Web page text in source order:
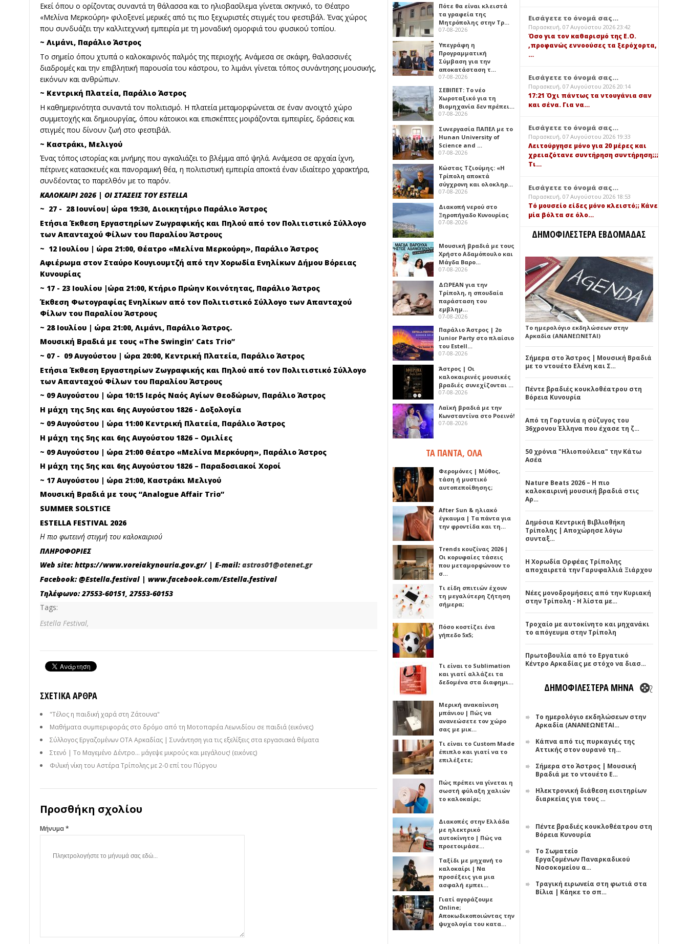
Εκεί όπου ο ορίζοντας συναντά τη θάλασσα και το ηλιοβασίλεμα γίνεται σκηνικό, το Θέατρο
«Μελίνα Μερκούρη» φιλοξενεί μερικές από τις πιο ξεχωριστές στιγμές του φεστιβάλ. Ένας χώρος
που συνδυάζει την καλλιτεχνική εμπειρία με τη μοναδική ομορφιά του φυσικού τοπίου.
~ Λιμάνι, Παράλιο Άστρος
Το σημείο όπου χτυπά ο καλοκαιρινός παλμός της περιοχής. Ανάμεσα σε σκάφη, θαλασσινές
διαδρομές και την επιβλητική παρουσία του κάστρου, το λιμάνι γίνεται τόπος συνάντησης μουσικής,
εικόνων και ανθρώπων.
~ Κεντρική Πλατεία, Παράλιο Άστρος
Η καθημερινότητα συναντά τον πολιτισμό. Η πλατεία μεταμορφώνεται σε έναν ανοιχτό χώρο
συμμετοχής και δημιουργίας, όπου κάτοικοι και επισκέπτες μοιράζονται εμπειρίες, δράσεις και
στιγμές που δίνουν ζωή στο φεστιβάλ.
~ Καστράκι, Μελιγού
Ένας τόπος ιστορίας και μνήμης που αγκαλιάζει το βλέμμα από ψηλά. Ανάμεσα σε αρχαία ίχνη,
πέτρινες κατασκευές και πανοραμική θέα, η πολιτιστική εμπειρία αποκτά έναν ιδιαίτερο χαρακτήρα,
συνδέοντας το παρελθόν με το παρόν.
ΚΑΛΟΚΑΙΡΙ 2026 | ΟΙ ΣΤΑΣΕΙΣ ΤΟΥ ESTELLA
~ 27 - 28 Ιουνίου| ώρα 19:30, Διοικητήριο Παράλιο Άστρος
Ετήσια Έκθεση Εργαστηρίων Ζωγραφικής και Πηλού από τον Πολιτιστικό Σύλλογο
των Απανταχού Φίλων του Παραλίου Άστρους
~ 12 Ιουλίου | ώρα 21:00, Θέατρο «Μελίνα Μερκούρη», Παράλιο Άστρος
Αφιέρωμα στον Σταύρο Κουγιουμτζή από την Χορωδία Ενηλίκων Δήμου Βόρειας
Κυνουρίας
~ 17 - 23 Ιουλίου |ώρα 21:00, Κτήριο Πρώην Κοινότητας, Παράλιο Άστρος
Έκθεση Φωτογραφίας Ενηλίκων από τον Πολιτιστικό Σύλλογο των Απανταχού
Φίλων του Παραλίου Άστρους
~ 28 Ιουλίου | ώρα 21:00, Λιμάνι, Παράλιο Άστρος.
Μουσική Βραδιά με τους «The Swingin’ Cats Trio”
~ 07 - 09 Αυγούστου | ώρα 20:00, Κεντρική Πλατεία, Παράλιο Άστρος
Ετήσια Έκθεση Εργαστηρίων Ζωγραφικής και Πηλού από τον Πολιτιστικό Σύλλογο
των Απανταχού Φίλων του Παραλίου Άστρους
~ 09 Αυγούστου | ώρα 10:15 Ιερός Ναός Αγίων Θεοδώρων, Παράλιο Άστρος
Η μάχη της 5ης και 6ης Αυγούστου 1826 - Δοξολογία
~ 09 Αυγούστου | ώρα 11:00 Κεντρική Πλατεία, Παράλιο Άστρος
Η μάχη της 5ης και 6ης Αυγούστου 1826 – Ομιλίες
~ 09 Αυγούστου | ώρα 21:00 Θέατρο «Μελίνα Μερκόυρη», Παράλιο Άστρος
Η μάχη της 5ης και 6ης Αυγούστου 1826 – Παραδοσιακοί Χοροί
~ 17 Αυγούστου | ώρα 21:00, Καστράκι Μελιγού
Μουσική Βραδιά με τους “Analogue Affair Trio”
SUMMER SOLSTICE
ESTELLA FESTIVAL 2026
Η πιο φωτεινή στιγμή του καλοκαιριού
ΠΛΗΡΟΦΟΡΙΕΣ
Web site:https://www.voreiakynouria.gov.gr/| E-mail:astros01@otenet.gr
Facebook: @Estella.festival | www.facebook.com/Estella.festival
Τηλέφωνο: 27553-60151, 27553-60153
Tags:
Estella Festival,
ΣΧΕΤΙΚΆ ΆΡΘΡΑ
"Τέλος η παιδική χαρά στη Ζάτουνα"
Μαθήματα συμπεριφοράς στο δρόμο από τη Μοτοπαρέα Λεωνιδίου σε παιδιά (εικόνες)
Σύλλογος Εργαζομένων ΟΤΑ Αρκαδίας | Συνάντηση για τις εξελίξεις στα εργασιακά θέματα
Στενό | Το Μαγεμένο Δέντρο… μάγεψε μικρούς και μεγάλους! (εικόνες)
Φιλική νίκη του Αστέρα Τρίπολης με 2-0 επί του Πύργου
Προσθήκη σχολίου
Μήνυμα *
Πότε θα είναι κλειστά
τα γραφεία της
Μητρόπολης στην Τρ…
07-08-2026
Υπεγράφη η
Προγραμματική
Σύμβαση για την
αποκατάσταση τ…
07-08-2026
ΣΕΒΙΠΕΤ: Το νέο
Χωροταξικό για τη
Βιομηχανία δεν πρέπει…
07-08-2026
Συνεργασία ΠΑΠΕΛ με το
Hunan University of
Science and …
07-08-2026
Κώστας Τζιούμης: «Η
Τρίπολη αποκτά
σύγχρονη και ολοκληρ…
07-08-2026
Διακοπή νερού στο
Ξηροπήγαδο Κυνουρίας
07-08-2026
Μουσική βραδιά με τους
Χρήστο Αδαμόπουλο και
Μάγδα Βαρο…
07-08-2026
ΔΩΡΕΑΝ για την
Τρίπολη, η σπουδαία
παράσταση του
εμβλημ…
07-08-2026
Παράλιο Άστρος | 2ο
Junior Party στο πλαίσιο
του Estell…
07-08-2026
Άστρος | Οι
καλοκαιρινές μουσικές
βραδιές συνεχίζονται …
07-08-2026
Λαϊκή βραδιά με την
Κωνσταντίνα στο Ροεινό!
07-08-2026
ΤΑ ΠΑΝΤΑ, ΟΛΑ
Φερομόνες | Μύθος,
τάση ή μυστικό
αυτοπεποίθησης;
After Sun & ηλιακό
έγκαυμα | Τα πάντα για
την φροντίδα και τη…
Trends κουζίνας 2026 |
Οι κορυφαίες τάσεις
που μεταμορφώνουν το
σ…
Τι είδη σπιτιών έχουν
τη μεγαλύτερη ζήτηση
σήμερα;
Πόσο κοστίζει ένα
γήπεδο 5x5;
Τι είναι το Sublimation
και γιατί αλλάζει τα
δεδομένα στα διαφημι…
Μερική ανακαίνιση
μπάνιου | Πώς να
ανανεώσετε τον χώρο
σας με μικ…
Τι είναι το Custom Made
έπιπλο και γιατί να το
επιλέξετε;
Πώς πρέπει να γίνεται η
σωστή φύλαξη χαλιών
το καλοκαίρι;
Διακοπές στην Ελλάδα
με ηλεκτρικό
αυτοκίνητο | Πώς να
προετοιμάσε…
Ταξίδι με μηχανή το
καλοκαίρι | Να
προσέξεις για μια
ασφαλή εμπει…
Γιατί αγοράζουμε
Online;
Αποκωδικοποιώντας την
ψυχολογία του κατα…
Εισάγετε το όνομά σας...
Παρασκευή, 07 Αυγούστου 2026 23:42
Όσο για τον καθαρισμό της Ε.Ο.
,προφανώς εννοούσες τα ξερόχορτα,
…
Εισάγετε το όνομά σας...
Παρασκευή, 07 Αυγούστου 2026 20:14
17:21 Όχι πάντως τα ντουγάνια σαν
και σένα. Για να…
Εισάγετε το όνομά σας...
Παρασκευή, 07 Αυγούστου 2026 19:33
Λειτούργησε μόνο για 20 μέρες και
χρειαζότανε συντήρηση συντήρηση;;;
Τι…
Εισάγετε το όνομά σας...
Παρασκευή, 07 Αυγούστου 2026 18:53
Τό μουσείο είδες μόνο κλειστό;; Κάνε
μία βόλτα σε όλο…
ΔΗΜΟΦΙΛΕΣΤΕΡΑ ΕΒΔΟΜΑΔΑΣ
Το ημερολόγιο εκδηλώσεων στην
Αρκαδία (ΑΝΑΝΕΩΝΕΤΑΙ)
Σήμερα στο Άστρος | Μουσική Βραδιά
με το ντουέτο Ελένη και Σ…
Πέντε βραδιές κουκλοθέατρου στη
Βόρεια Κυνουρία
Από τη Γορτυνία η σύζυγος του
36χρονου Έλληνα που έχασε τη ζ…
50 χρόνια "Ηλιοπούλεια" την Κάτω
Ασέα
Nature Beats 2026 – Η πιο
καλοκαιρινή μουσική βραδιά στις
Αρ…
Δημόσια Κεντρική Βιβλιοθήκη
Τρίπολης | Αποχώρησε λόγω
συνταξ…
Η Χορωδία Ορφέας Τρίπολης
αποχαιρετά την Γαρυφαλλιά Ξιάρχου
Νέες μονοδρομήσεις από την Κυριακή
στην Τρίπολη - Η λίστα με…
Τροχαίο με αυτοκίνητο και μηχανάκι
το απόγευμα στην Τρίπολη
Πρωτοβουλία από το Εργατικό
Κέντρο Αρκαδίας με στόχο να διασ…
ΔΗΜΟΦΙΛΕΣΤΕΡΑ ΜΗΝΑ
Το ημερολόγιο εκδηλώσεων στην
Αρκαδία (ΑΝΑΝΕΩΝΕΤΑΙ…
Κάπνα από τις πυρκαγιές της
Αττικής στον ουρανό τη…
Σήμερα στο Άστρος | Μουσική
Βραδιά με το ντουέτο Ε…
Ηλεκτρονική διάθεση εισιτηρίων
διαρκείας για τους …
Πέντε βραδιές κουκλοθέατρου στη
Βόρεια Κυνουρία
Το Σωματείο
Εργαζομένων Παναρκαδικού
Νοσοκομείου α…
Τραγική ειρωνεία στη φωτιά στα
Βίλια | Κάηκε το σπ…